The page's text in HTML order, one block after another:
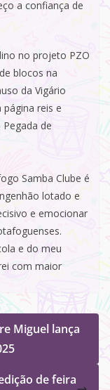
a confiança de
no projeto PZO
blocos na
da Vigário
reis e
de
Samba Clube é
lotado e
e emocionar
e do meu
com maior
Miguel lança
de feira